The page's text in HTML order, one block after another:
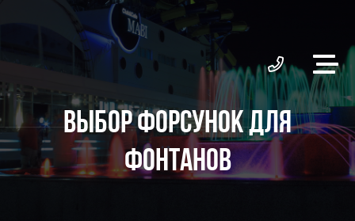
ВЫБОР ФОРСУНОК ДЛЯ
ФОНТАНОВ